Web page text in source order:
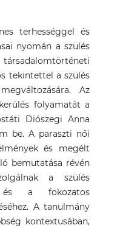
terhességgel és
nyomán a szülés
tekintettel a szülés
Az
folyamatát a
Diószegi Anna
be. A paraszti női
és megélt
bemutatása révén
a szülés
és a fokozatos
A tanulmány
kontextusában,